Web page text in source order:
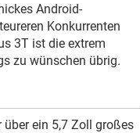
Android-
Konkurrenten
3T ist die extrem
zu wünschen übrig.
ein 5,7 Zoll großes